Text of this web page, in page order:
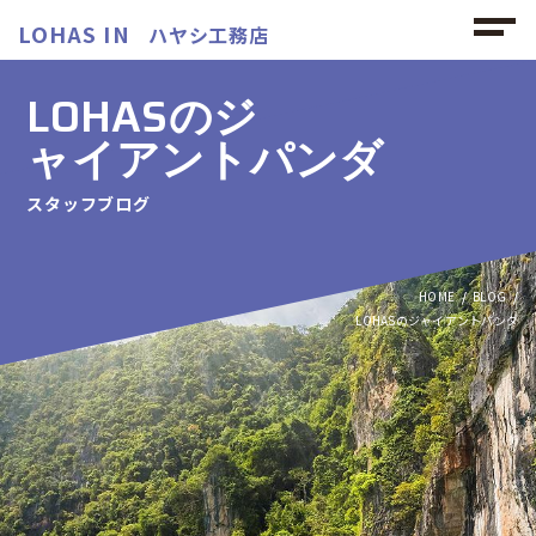
LOHAS IN ハヤシ工務店
LOHASのジ
ャイアントパンダ
スタッフブログ
HOME
BLOG
LOHASのジャイアントパンダ